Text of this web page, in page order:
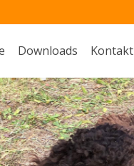
Downloads Kontakt